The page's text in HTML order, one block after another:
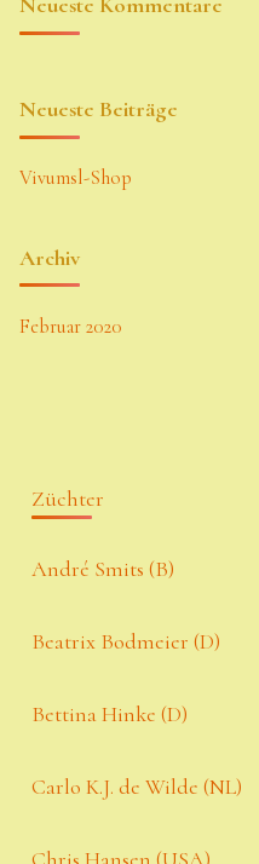
Neueste Kommentare
Neueste Beiträge
Vivumsl-Shop
Archiv
Februar 2020
Züchter
André Smits (B)
Beatrix Bodmeier (D)
Bettina Hinke (D)
Carlo K.J. de Wilde (NL)